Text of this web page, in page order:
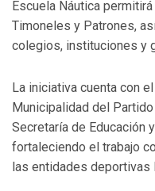
Escuela Náutica
Timoneles y Patrones,
colegios, instituciones y
La iniciativa cuenta con
Municipalidad del
Secretaría de Educación
fortaleciendo el trabajo
las entidades deportivas